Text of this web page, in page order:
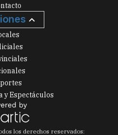
y Espectáculos
los derechos reservados: